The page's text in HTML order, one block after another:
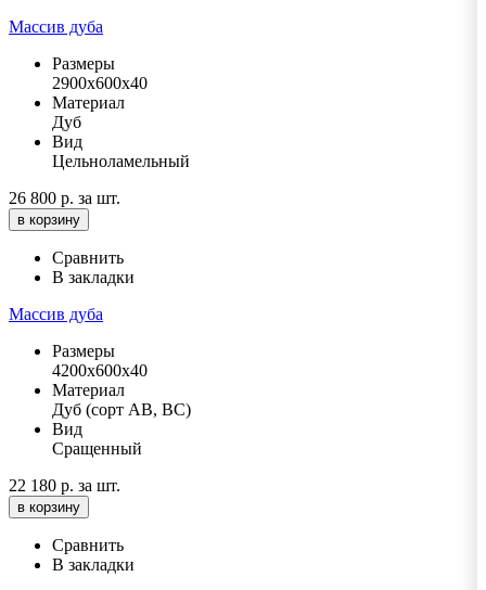
Массив дуба
Размеры
2900х600х40
Материал
Дуб
Вид
Цельноламельный
26 800 р. за шт.
в корзину
Сравнить
В закладки
Массив дуба
Размеры
4200х600х40
Материал
Дуб (сорт АВ, ВС)
Вид
Сращенный
22 180 р. за шт.
в корзину
Сравнить
В закладки